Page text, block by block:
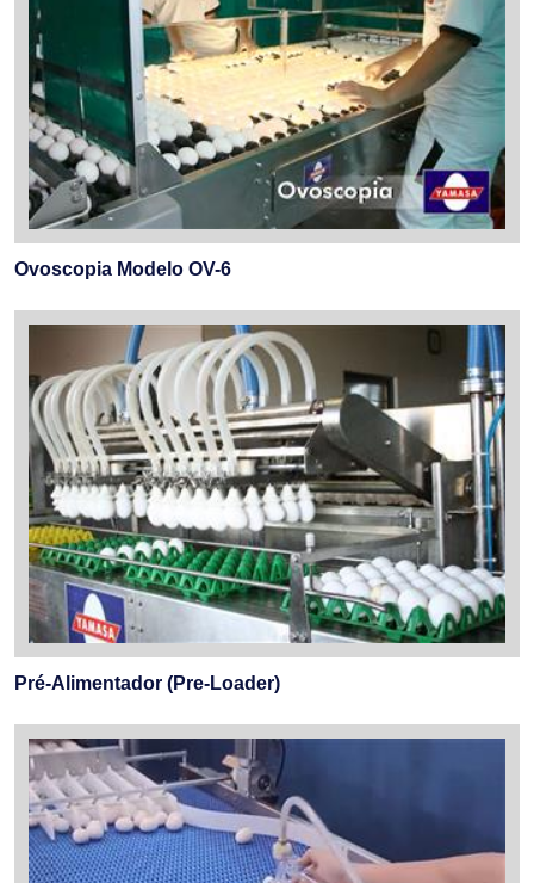
Ovoscopia Modelo OV-6
Pré-Alimentador (Pre-Loader)